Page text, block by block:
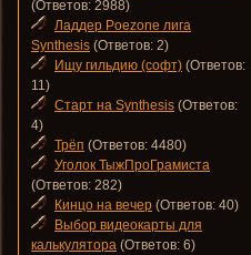
(Ответов: 2988)
Ладдер Poezone лига
Synthesis (Ответов: 2)
Ищу гильдию (софт) (Ответов:
11)
Старт на Synthesis (Ответов:
4)
Трёп (Ответов: 4480)
Уголок ТыжПроГрамиста
(Ответов: 282)
Кинцо на вечер (Ответов: 40)
Выбор видеокарты для
калькулятора (Ответов: 6)